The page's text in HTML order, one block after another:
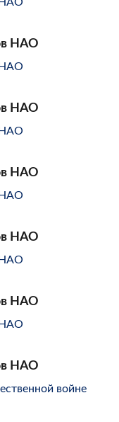
НАО
НАО
НАО
НАО
НАО
НАО